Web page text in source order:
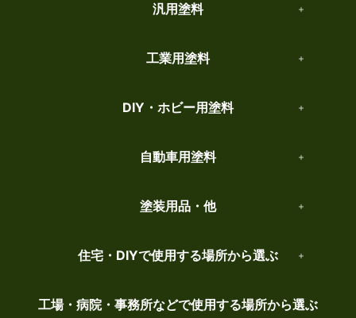
汎用塗料
工業用塗料
DIY・ホビー用塗料
自動車用塗料
塗装用品・他
住宅・DIYで使用する場所から選ぶ
工場・病院・事務所などで使用する場所から選ぶ